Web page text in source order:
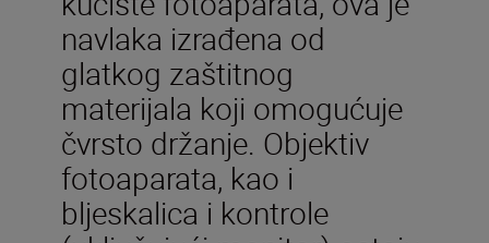
navlaka izrađena od
glatkog zaštitnog
materijala koji omogućuje
čvrsto držanje. Objektiv
fotoaparata, kao i
bljeskalica i kontrole